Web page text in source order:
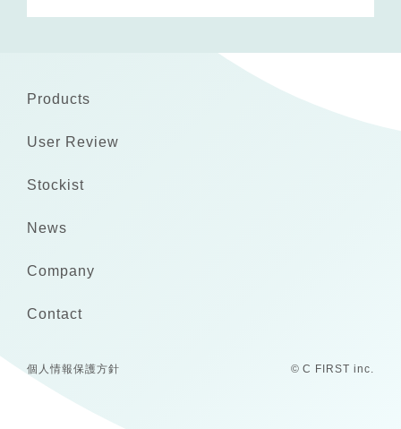
Products
User Review
Stockist
News
Company
Contact
個人情報保護方針 © C FIRST inc.